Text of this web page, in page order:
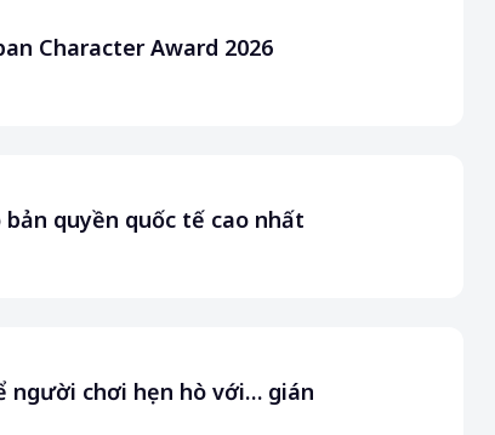
Character Award 2026
quyền quốc tế cao nhất
người chơi hẹn hò với… gián